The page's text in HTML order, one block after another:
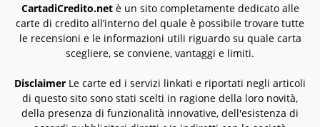
CartadiCredito.netè un sito completamente dedicato alle
carte di credito all’interno del quale è possibile trovare tutte
le recensioni e le informazioni utili riguardo su quale carta
scegliere, se conviene, vantaggi e limiti.
Disclaimer Le carte ed i servizi linkati e riportati negli articoli
di questo sito sono stati scelti in ragione della loro novità,
della presenza di funzionalità innovative, dell'esistenza di